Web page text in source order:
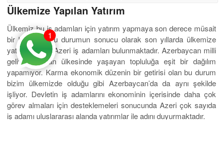
Ülkemize Yapılan Yatırım
Ülkemiz bu iş adamları için yatırım yapmaya son derece müsait
bir bölgedir. Bu durumun sonucu olarak son yıllarda ülkemize
yatırım yapan Azeri iş adamları bulunmaktadır. Azerbaycan milli
gelir açısından ülkesinde yaşayan topluluğa eşit bir dağılım
yapamıyor. Karma ekonomik düzenin bir getirisi olan bu durum
bizim ülkemizde olduğu gibi Azerbaycan’da da aynı şekilde
işliyor. Devletin iş adamlarını ekonominin içerisinde daha çok
görev almaları için desteklemeleri sonucunda Azeri çok sayıda
iş adamı uluslararası alanda yatırımlar ile adını duyurmaktadır.
1